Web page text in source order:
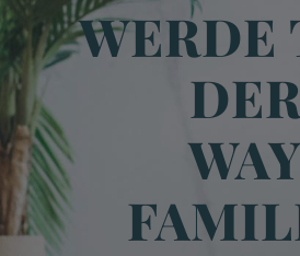
WERDE
WAY